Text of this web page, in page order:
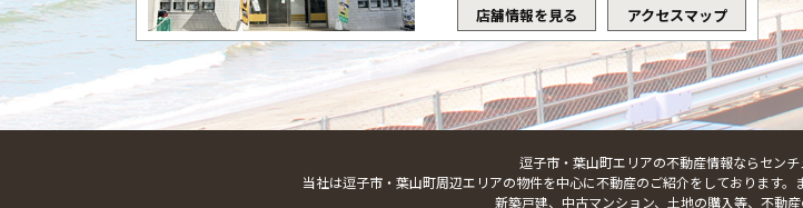
店舗情報を見る
アクセスマップ
逗子市・葉山町エリアの不動産情報ならセン
当社は逗子市・葉山町周辺エリアの物件を中心に不動産のご紹介をしております。
新築戸建、中古マンション、土地の購入等、不動